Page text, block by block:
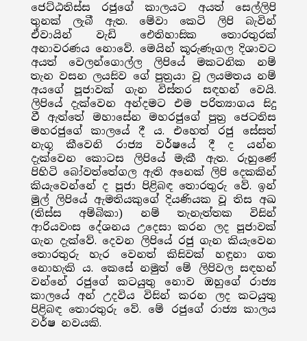
ජෙට්ඨතිස්ස රජුගේ කාලයට අයත් සෙල්ලිපි
තුනක් ලැබී ඇත. මේවා කෙටි ලිපි බැවින්
ඒවායින් වැඩි ඓතිහාසික තොරතුරක්
අනාවරණය නොවේ. මෙයින් කූරුණෑගල දිශාවට
අයත් වෙලන්ගොල්ල ලිපියේ මකටනික නම්
තැන වසන ලයසිව ගේ පුත්‍රයා වූ ලයමතය නම්
අයගේ පූජාවක් ගැන විස්තර සඳහන් වෙයි.
ලිපියේ දැක්වෙන අන්දමට එම පරිත්‍යාගය සිදු
වී ඇත්තේ මහාසේන මහරජුගේ පුත්‍ර ජෙටතිස
මහරජුගේ කාලයේ දී ය. එහෙත් රජු සේසත්
නැගූ කීවෙනි රාජ්‍ය වර්ෂයේ දී ද යන්න
දැක්වෙන කොටස ලිපියේ මැකී ඇත. රුහුණේ
පිහිටි බෝවත්තේගල ඇති අනෙක් ලිපි දෙකකින්
කියැවෙන්නේ ද පූජා පිළිබඳ තොරතුරු වේ. ඉන්
මුල් ලිපියේ ඇමතියකුගේ දියණියක වූ තිස අඛ
(තිස්ස අම්බිකා) නම් තැනැත්තක විසින්
ආරියවංස දේශනය උදෙසා කරන ලද පූජාවක්
ගැන දැක්වේ. දෙවන ලිපියේ රජු ගැන කියැවෙන
තොරතුරු හැර වෙනත් කිසිවක් හඳුනා ගත
නොහැකි ය. කෙසේ නමුත් මේ ලිපිවල සඳහන්
වන්නේ රජුගේ කටයුතු නොව ඔහුගේ රාජ්‍ය
කාලයේ අන් උදවිය විසින් කරන ලද කටයුතු
පිළිබඳ තොරතුරු වේ. මේ රජුගේ රාජ්‍ය කාලය
වර්ෂ නවයකි.